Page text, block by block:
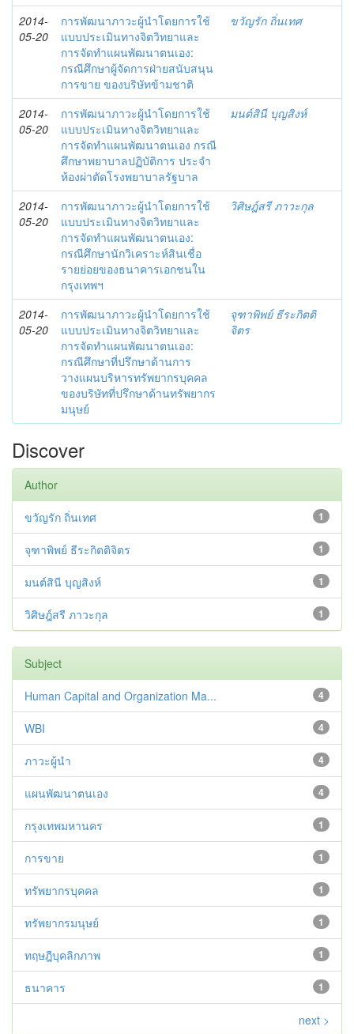
2014-
05-20
การพัฒนาภาวะผู้นำโดยการใช้
แบบประเมินทางจิตวิทยาและ
การจัดทำแผนพัฒนาตนเอง:
กรณีศึกษาผู้จัดการฝ่ายสนับสนุน
การขาย ของบริษัทข้ามชาติ
ขวัญรัก ถิ่นเทศ
2014-
05-20
การพัฒนาภาวะผู้นำโดยการใช้
แบบประเมินทางจิตวิทยาและ
การจัดทำแผนพัฒนาตนเอง กรณี
ศึกษาพยาบาลปฏิบัติการ ประจำ
ห้องผ่าตัดโรงพยาบาลรัฐบาล
มนต์สินี บุญสิงห์
2014-
05-20
การพัฒนาภาวะผู้นำโดยการใช้
แบบประเมินทางจิตวิทยาและ
การจัดทำแผนพัฒนาตนเอง:
กรณีศึกษานักวิเคราะห์สินเชื่อ
รายย่อยของธนาคารเอกชนใน
กรุงเทพฯ
วิศิษฎ์สรี ภาวะกุล
2014-
05-20
การพัฒนาภาวะผู้นำโดยการใช้
แบบประเมินทางจิตวิทยาและ
การจัดทำแผนพัฒนาตนเอง:
กรณีศึกษาที่ปรึกษาด้านการ
วางแผนบริหารทรัพยากรบุคคล
ของบริษัทที่ปรึกษาด้านทรัพยากร
มนุษย์
จุฑาพิพย์ ธีระกิตติ
จิตร
Discover
Author
1
ขวัญรัก ถิ่นเทศ
1
จุฑาพิพย์ ธีระกิตติจิตร
1
มนต์สินี บุญสิงห์
1
วิศิษฎ์สรี ภาวะกุล
Subject
4
Human Capital and Organization Ma...
4
WBI
4
ภาวะผู้นำ
4
แผนพัฒนาตนเอง
1
กรุงเทพมหานคร
1
การขาย
1
ทรัพยากรบุคคล
1
ทรัพยากรมนุษย์
1
ทฤษฎีบุคลิกภาพ
1
ธนาคาร
next >